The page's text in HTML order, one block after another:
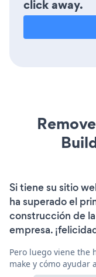
click away.
Si tiene su sitio
ha superado el
construcción de
empresa.
Pero luego viene the
make y cómo ayudar